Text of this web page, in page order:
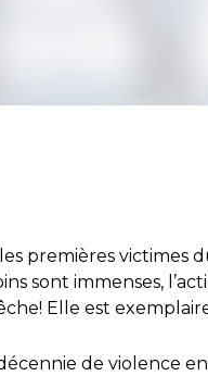
premières victimes
sont immenses,
Elle est
de violence